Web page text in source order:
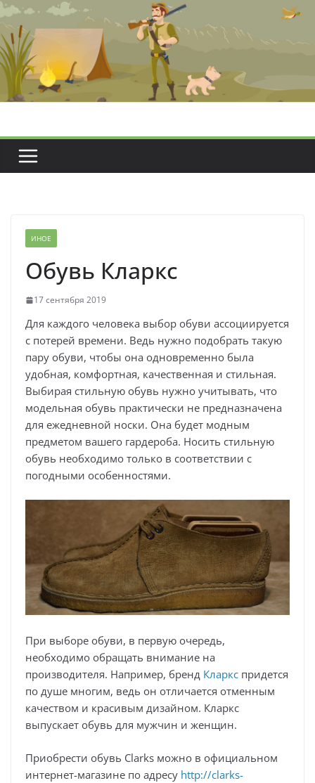
Перейти
содержимому
ИНОЕ
Обувь Кларкс
17 сентября 2019
Для каждого человека выбор обуви ассоциируется
с потерей времени. Ведь нужно подобрать такую
пару обуви, чтобы она одновременно была
удобная, комфортная, качественная и стильная.
Выбирая стильную обувь нужно учитывать, что
модельная обувь практически не предназначена
для ежедневной носки. Она будет модным
предметом вашего гардероба. Носить стильную
обувь необходимо только в соответствии с
погодными особенностями.
При выборе обуви, в первую очередь,
необходимо обращать внимание на
производителя. Например, бренд Кларкс придется
по душе многим, ведь он отличается отменным
качеством и красивым дизайном. Кларкс
выпускает обувь для мужчин и женщин.
Приобрести обувь Clarks можно в официальном
интернет-магазине по адресу http://clarks-